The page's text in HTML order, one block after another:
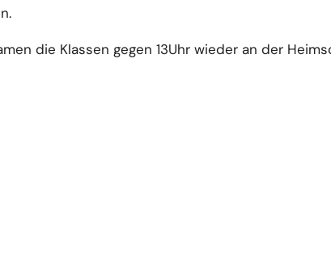
die Klassen gegen 13Uhr wieder an der